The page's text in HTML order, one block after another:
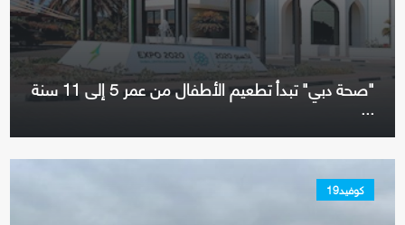
"صحة دبي" تبدأ تطعيم الأطفال من عمر 5 إلى 11 سنة
...
كوفيد19